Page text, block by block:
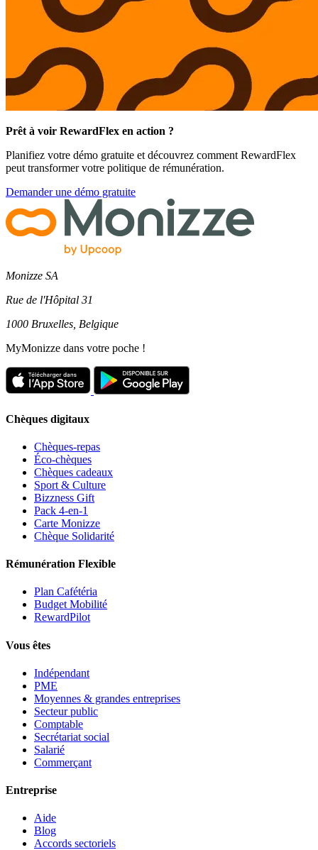
Prêt à voir RewardFlex en action ?
Planifiez votre démo gratuite et découvrez comment RewardFlex
peut transformer votre politique de rémunération.
Demander une démo gratuite
Monizze SA
Rue de l'Hôpital 31
1000 Bruxelles, Belgique
MyMonizze dans votre poche !
Chèques digitaux
Chèques-repas
Éco-chèques
Chèques cadeaux
Sport & Culture
Bizzness Gift
Pack 4-en-1
Carte Monizze
Chèque Solidarité
Rémunération Flexible
Plan Cafétéria
Budget Mobilité
RewardPilot
Vous êtes
Indépendant
PME
Moyennes & grandes entreprises
Secteur public
Comptable
Secrétariat social
Salarié
Commerçant
Entreprise
Aide
Blog
Accords sectoriels